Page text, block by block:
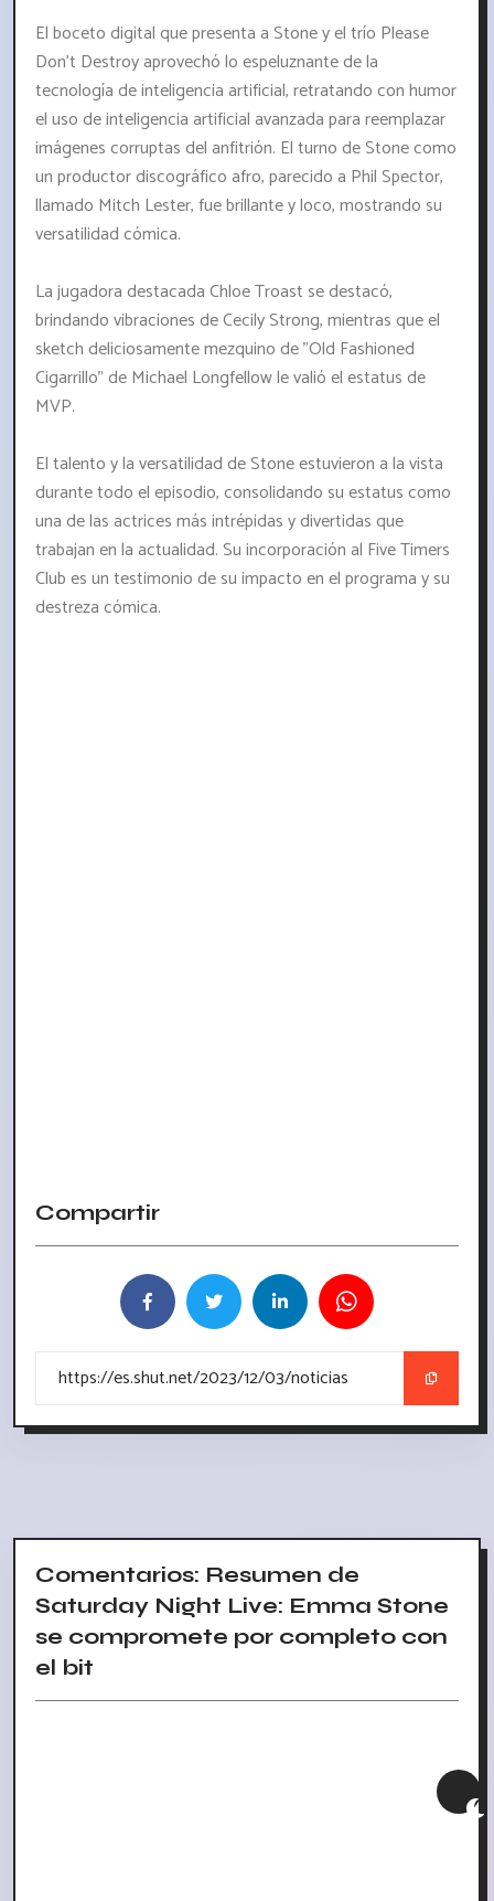
El boceto digital que presenta a Stone y el trío Please
Don't Destroy aprovechó lo espeluznante de la
tecnología de inteligencia artificial, retratando con humor
el uso de inteligencia artificial avanzada para reemplazar
imágenes corruptas del anfitrión. El turno de Stone como
un productor discográfico afro, parecido a Phil Spector,
llamado Mitch Lester, fue brillante y loco, mostrando su
versatilidad cómica.
La jugadora destacada Chloe Troast se destacó,
brindando vibraciones de Cecily Strong, mientras que el
sketch deliciosamente mezquino de "Old Fashioned
Cigarrillo" de Michael Longfellow le valió el estatus de
MVP.
El talento y la versatilidad de Stone estuvieron a la vista
durante todo el episodio, consolidando su estatus como
una de las actrices más intrépidas y divertidas que
trabajan en la actualidad. Su incorporación al Five Timers
Club es un testimonio de su impacto en el programa y su
destreza cómica.
Compartir
Comentarios: Resumen de
Saturday Night Live: Emma Stone
se compromete por completo con
el bit